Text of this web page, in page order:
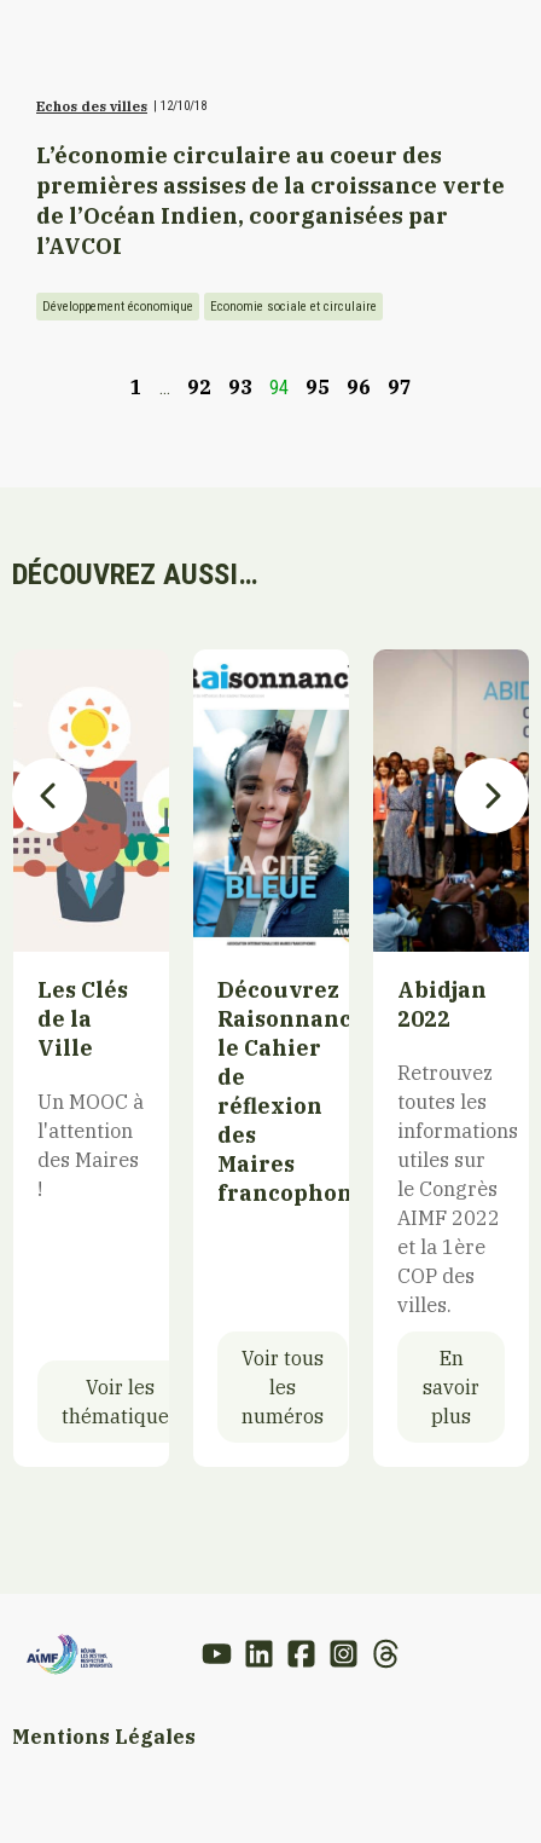
Echos des villes | 12/10/18
L’économie circulaire au coeur des
premières assises de la croissance verte
de l’Océan Indien, coorganisées par
l’AVCOI
Développement économique Economie sociale et circulaire
1 … 92 93 94 95 96 97
DÉCOUVREZ AUSSI…
Les Clés
de la
Ville
Un MOOC à
l'attention
des Maires
!
Voir les
thématiques
Découvrez
Raisonnance,
le Cahier
de
réflexion
des
Maires
francophones
Voir tous
les
numéros
Abidjan
2022
Retrouvez
toutes les
informations
utiles sur
le Congrès
AIMF 2022
et la 1ère
COP des
villes.
En
savoir
plus
Mentions Légales